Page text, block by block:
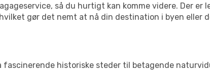
så du hurtigt kan komme videre. Der er
gør det nemt at nå din destination i byen eller
historiske steder til betagende